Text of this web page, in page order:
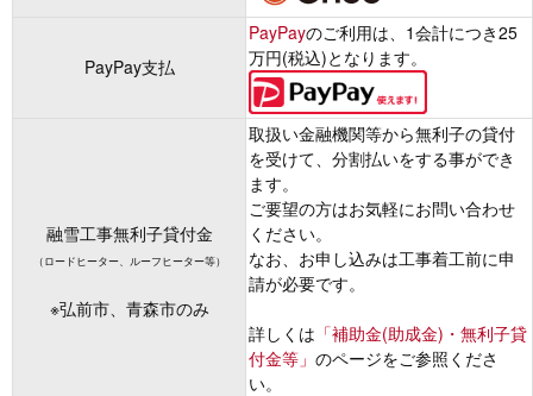
PayPay支払
PayPayのご利用は、1会計につき25
万円(税込)となります。
融雪工事無利子貸付金
（ロードヒーター、ルーフヒーター等）
※弘前市、青森市のみ
取扱い金融機関等から無利子の貸付
を受けて、分割払いをする事ができ
ます。
ご要望の方はお気軽にお問い合わせ
ください。
なお、お申し込みは工事着工前に申
請が必要です。
詳しくは 「補助金(助成金)・無利子貸
付金等」 のページをご参照くださ
い。